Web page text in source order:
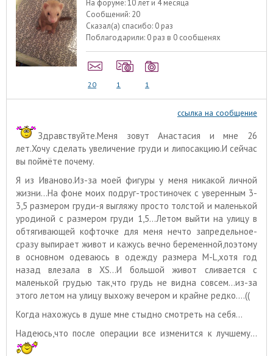
На форуме:10 лет и 4 месяца
Сообщений: 20
Сказал(а) спасибо: 0 раз
Поблагодарили: 0 раз в 0 сообщенях
20 1 1
ссылка на сообщение
Здравствуйте.Меня зовут Анастасия и мне 26
лет.Хочу сделать увеличение груди и липосакцию.И сейчас
вы поймёте почему.
Я из Иваново.Из-за моей фигуры у меня никакой личной
жизни...На фоне моих подруг-тростиночек с уверенным 3-
3,5 размером груди-я выгляжу просто толстой и маленькой
уродиной с размером груди 1,5...Летом выйти на улицу в
обтягивающей кофточке для меня нечто запредельное-
сразу выпирает живот и кажусь вечно беременной,поэтому
в основном одеваюсь в одежду размера М-L,хотя год
назад влезала в XS...И большой живот сливается с
маленькой грудью так,что грудь не видна совсем...из-за
этого летом на улицу выхожу вечером и крайне редко....((
Когда нахожусь в душе мне стыдно смотреть на себя...
Надеюсь,что после операции все изменится к лучшему...